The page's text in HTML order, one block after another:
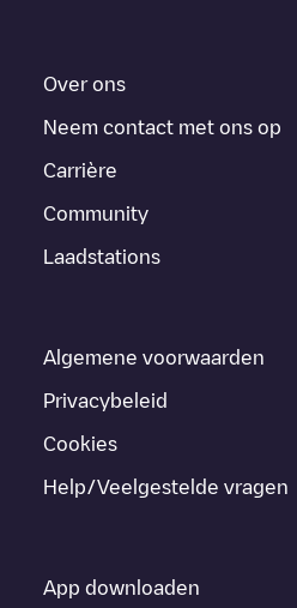
Over ons
Neem contact met ons op
Carrière
Community
Laadstations
Algemene voorwaarden
Privacybeleid
Cookies
Help/Veelgestelde vragen
App downloaden